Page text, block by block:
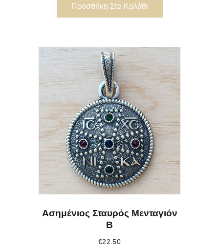
Προσθήκη Στο Καλάθι
Ασημένιος Σταυρός Μενταγιόν
Β
€22.50